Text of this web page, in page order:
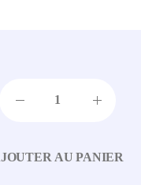
AU PANIER